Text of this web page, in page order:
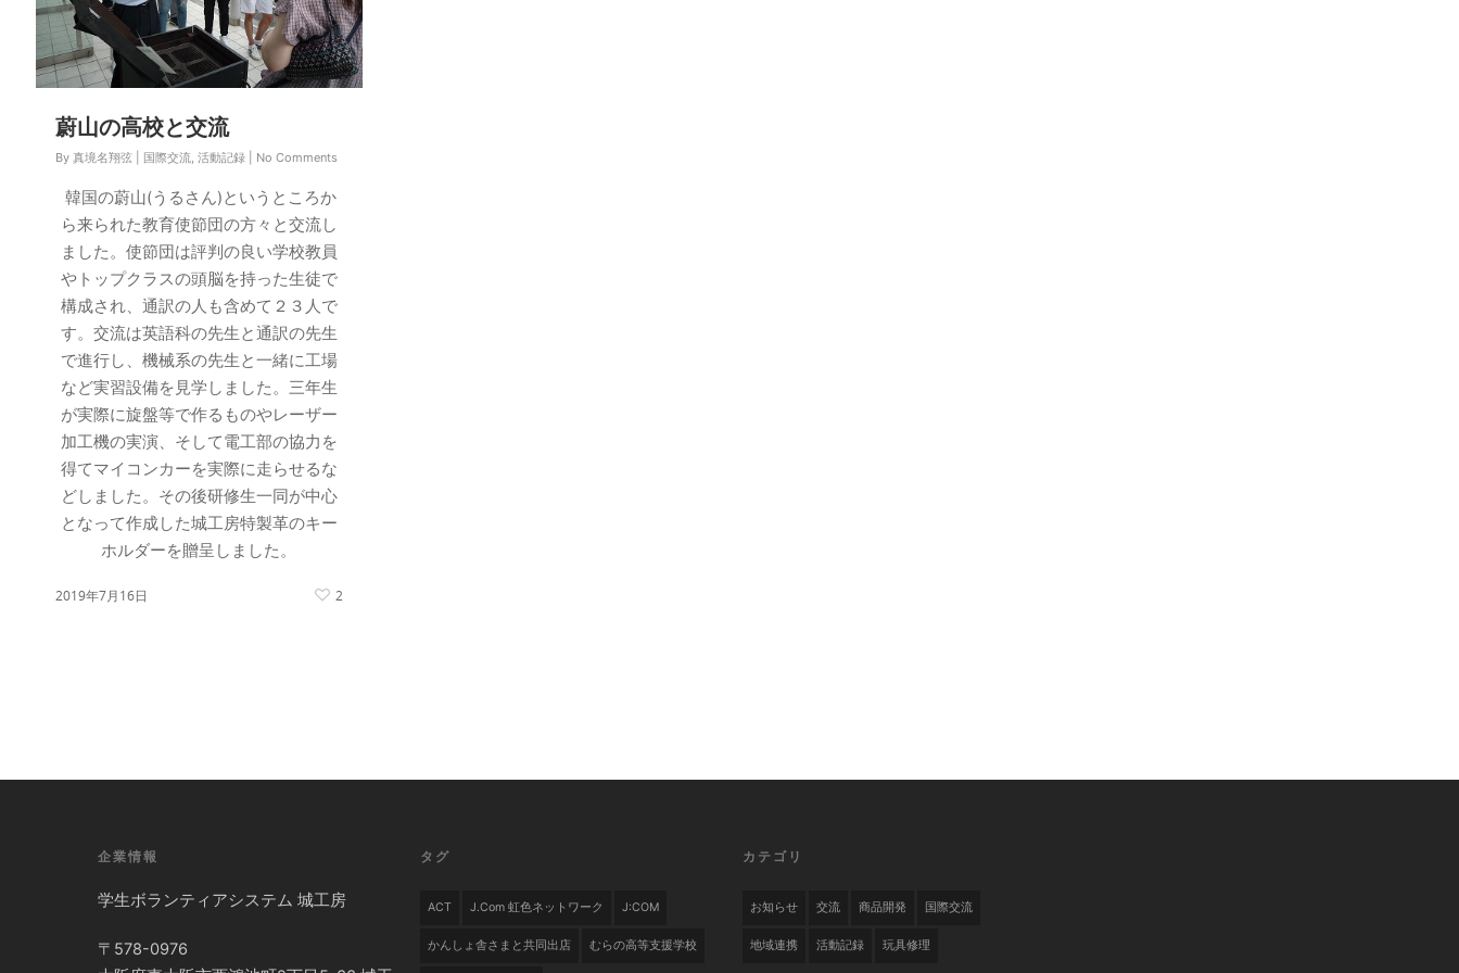
蔚山の高校と交流
By 真境名翔弦 国際交流, 活動記録 No Comments
韓国の蔚山(うるさん)というところか
ら来られた教育使節団の方々と交流し
ました。使節団は評判の良い学校教員
やトップクラスの頭脳を持った生徒で
構成され、通訳の人も含めて２３人で
す。交流は英語科の先生と通訳の先生
で進行し、機械系の先生と一緒に工場
など実習設備を見学しました。三年生
が実際に旋盤等で作るものやレーザー
加工機の実演、そして電工部の協力を
得てマイコンカーを実際に走らせるな
どしました。その後研修生一同が中心
となって作成した城工房特製革のキー
ホルダーを贈呈しました。
2019年7月16日 2
企業情報
学生ボランティアシステム 城工房
〒578-0976
タグ
ACT J.com 虹色ネットワーク J:COM
かんしょ舎さまと共同出店 むらの高等支援学校
カテゴリ
お知らせ 交流 商品開発 国際交流
地域連携 活動記録 玩具修理